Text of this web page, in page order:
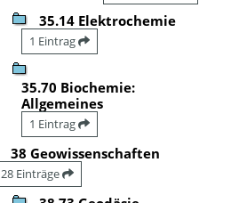
35.14 Elektrochemie
1 Eintrag
35.70 Biochemie:
Allgemeines
1 Eintrag
38 Geowissenschaften
28 Einträge